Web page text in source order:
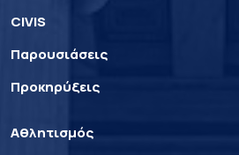
CIVIS
Παρουσιάσεις
Προκηρύξεις
Αθλητισμός